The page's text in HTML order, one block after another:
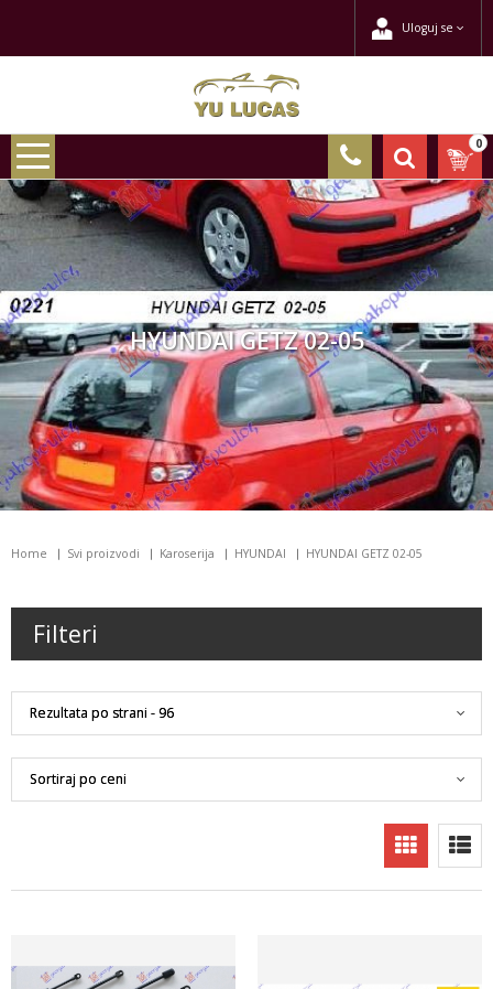
Uloguj se
0
HYUNDAI GETZ 02-05
Home Svi proizvodi Karoserija HYUNDAI HYUNDAI GETZ 02-05
Filteri